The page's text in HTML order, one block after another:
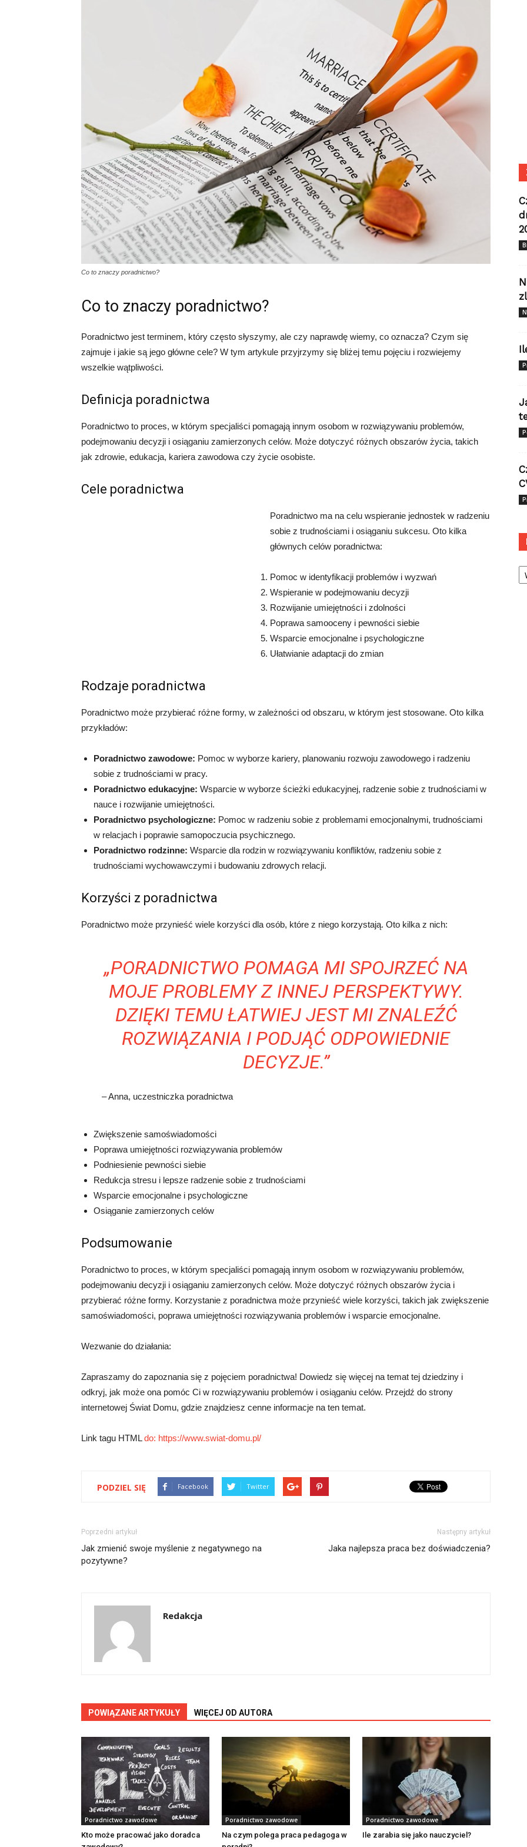
Co to znaczy poradnictwo?
Co to znaczy poradnictwo?
Poradnictwo jest terminem, który często słyszymy, ale czy naprawdę wiemy, co oznacza? Czym się
zajmuje i jakie są jego główne cele? W tym artykule przyjrzymy się bliżej temu pojęciu i rozwiejemy
wszelkie wątpliwości.
Definicja poradnictwa
Poradnictwo to proces, w którym specjaliści pomagają innym osobom w rozwiązywaniu problemów,
podejmowaniu decyzji i osiąganiu zamierzonych celów. Może dotyczyć różnych obszarów życia, takich
jak zdrowie, edukacja, kariera zawodowa czy życie osobiste.
Cele poradnictwa
Poradnictwo ma na celu wspieranie jednostek w radzeniu
sobie z trudnościami i osiąganiu sukcesu. Oto kilka
głównych celów poradnictwa:
Pomoc w identyfikacji problemów i wyzwań
Wspieranie w podejmowaniu decyzji
Rozwijanie umiejętności i zdolności
Poprawa samooceny i pewności siebie
Wsparcie emocjonalne i psychologiczne
Ułatwianie adaptacji do zmian
Rodzaje poradnictwa
Poradnictwo może przybierać różne formy, w zależności od obszaru, w którym jest stosowane. Oto kilka
przykładów:
Poradnictwo zawodowe: Pomoc w wyborze kariery, planowaniu rozwoju zawodowego i radzeniu
sobie z trudnościami w pracy.
Poradnictwo edukacyjne: Wsparcie w wyborze ścieżki edukacyjnej, radzenie sobie z trudnościami w
nauce i rozwijanie umiejętności.
Poradnictwo psychologiczne: Pomoc w radzeniu sobie z problemami emocjonalnymi, trudnościami
w relacjach i poprawie samopoczucia psychicznego.
Poradnictwo rodzinne: Wsparcie dla rodzin w rozwiązywaniu konfliktów, radzeniu sobie z
trudnościami wychowawczymi i budowaniu zdrowych relacji.
Korzyści z poradnictwa
Poradnictwo może przynieść wiele korzyści dla osób, które z niego korzystają. Oto kilka z nich:
„PORADNICTWO POMAGA MI SPOJRZEĆ NA
MOJE PROBLEMY Z INNEJ PERSPEKTYWY.
DZIĘKI TEMU ŁATWIEJ JEST MI ZNALEŹĆ
ROZWIĄZANIA I PODJĄĆ ODPOWIEDNIE
DECYZJE.”
– Anna, uczestniczka poradnictwa
Zwiększenie samoświadomości
Poprawa umiejętności rozwiązywania problemów
Podniesienie pewności siebie
Redukcja stresu i lepsze radzenie sobie z trudnościami
Wsparcie emocjonalne i psychologiczne
Osiąganie zamierzonych celów
Podsumowanie
Poradnictwo to proces, w którym specjaliści pomagają innym osobom w rozwiązywaniu problemów,
podejmowaniu decyzji i osiąganiu zamierzonych celów. Może dotyczyć różnych obszarów życia i
przybierać różne formy. Korzystanie z poradnictwa może przynieść wiele korzyści, takich jak zwiększenie
samoświadomości, poprawa umiejętności rozwiązywania problemów i wsparcie emocjonalne.
Wezwanie do działania:
Zapraszamy do zapoznania się z pojęciem poradnictwa! Dowiedz się więcej na temat tej dziedziny i
odkryj, jak może ona pomóc Ci w rozwiązywaniu problemów i osiąganiu celów. Przejdź do strony
internetowej Świat Domu, gdzie znajdziesz cenne informacje na ten temat.
Link tagu HTMLdo: https://www.swiat-domu.pl/
PODZIEL SIĘ Facebook Twitter
Poprzedni artykuł
Jak zmienić swoje myślenie z negatywnego na
pozytywne?
Następny artykuł
Jaka najlepsza praca bez doświadczenia?
Redakcja
POWIĄZANE ARTYKUŁY WIĘCEJ OD AUTORA
Poradnictwo zawodowe
Kto może pracować jako doradca
Poradnictwo zawodowe
Na czym polega praca pedagoga w
Poradnictwo zawodowe
Ile zarabia się jako nauczyciel?